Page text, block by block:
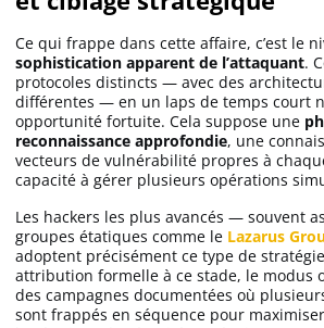
Ce qui frappe dans cette affaire, c’est le
sophistication apparent de l’attaquant.
protocoles distincts — avec des
différentes — en un laps de temps court
opportunité fortuite. Cela suppose une
reconnaissance approfondie, une
vecteurs de vulnérabilité propres à
capacité à gérer plusieurs opérations
Les hackers les plus avancés — souvent
groupes étatiques comme le Lazarus
adoptent précisément ce type de
attribution formelle à ce stade, le modus
des campagnes documentées où
sont frappés en séquence pour